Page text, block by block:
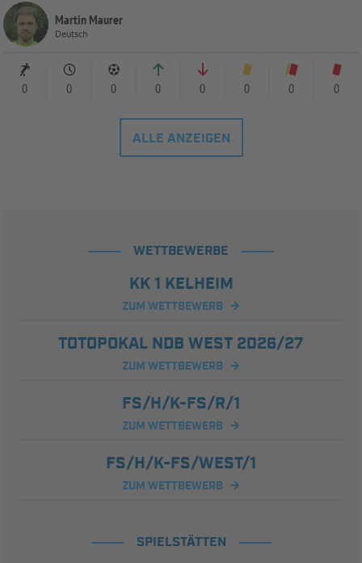
Martin Maurer
Deutsch
0 0 0 0 0 0 0 0
ALLE ANZEIGEN
WETTBEWERBE
KK 1 KELHEIM
ZUM WETTBEWERB
TOTOPOKAL NDB WEST 2026/27
ZUM WETTBEWERB
FS/H/K-FS/R/1
ZUM WETTBEWERB
FS/H/K-FS/WEST/1
ZUM WETTBEWERB
SPIELSTÄTTEN